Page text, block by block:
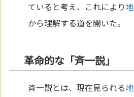
ていると考え、これにより
から理解する道を開いた。
革命的な「斉一説」
斉一説とは、現在見られる